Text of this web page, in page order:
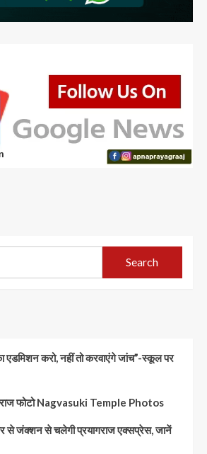
Search
एडमिशन करो, नहीं तो करवाएंगे जांच”-स्कूल पर
फोटो Nagvasuki Temple Photos
से जंक्शन से चलेगी प्रयागराज एक्सप्रेस, जानें